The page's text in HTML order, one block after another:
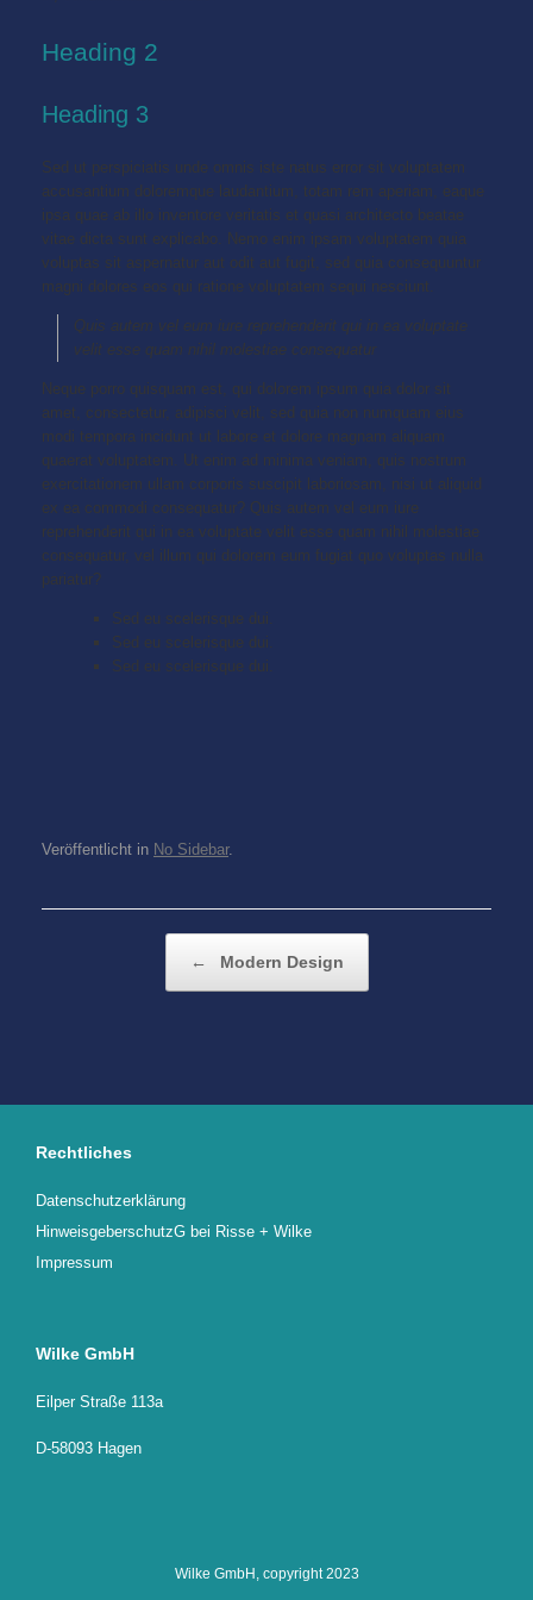
Heading 2
Heading 3
Sed ut perspiciatis unde omnis iste natus error sit voluptatem
accusantium doloremque laudantium, totam rem aperiam, eaque
ipsa quae ab illo inventore veritatis et quasi architecto beatae
vitae dicta sunt explicabo. Nemo enim ipsam voluptatem quia
voluptas sit aspernatur aut odit aut fugit, sed quia consequuntur
magni dolores eos qui ratione voluptatem sequi nesciunt.
Quis autem vel eum iure reprehenderit qui in ea voluptate
velit esse quam nihil molestiae consequatur
Neque porro quisquam est, qui dolorem ipsum quia dolor sit
amet, consectetur, adipisci velit, sed quia non numquam eius
modi tempora incidunt ut labore et dolore magnam aliquam
quaerat voluptatem. Ut enim ad minima veniam, quis nostrum
exercitationem ullam corporis suscipit laboriosam, nisi ut aliquid
ex ea commodi consequatur? Quis autem vel eum iure
reprehenderit qui in ea voluptate velit esse quam nihil molestiae
consequatur, vel illum qui dolorem eum fugiat quo voluptas nulla
pariatur?
Sed eu scelerisque dui.
Sed eu scelerisque dui.
Sed eu scelerisque dui.
Veröffentlicht in No Sidebar.
← Modern Design
Rechtliches
Datenschutzerklärung
HinweisgeberschutzG bei Risse + Wilke
Impressum
Wilke GmbH
Eilper Straße 113a
D-58093 Hagen
Wilke GmbH, copyright 2023